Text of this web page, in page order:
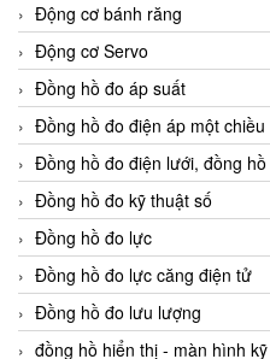
Động cơ bánh răng
Động cơ Servo
Đồng hồ đo áp suất
Đồng hồ đo điện áp một chiều
Đồng hồ đo điện lưới, đồng
Đồng hồ đo kỹ thuật số
Đồng hồ đo lực
Đồng hồ đo lực căng điện tử
Đồng hồ đo lưu lượng
đồng hồ hiển thị - màn hình